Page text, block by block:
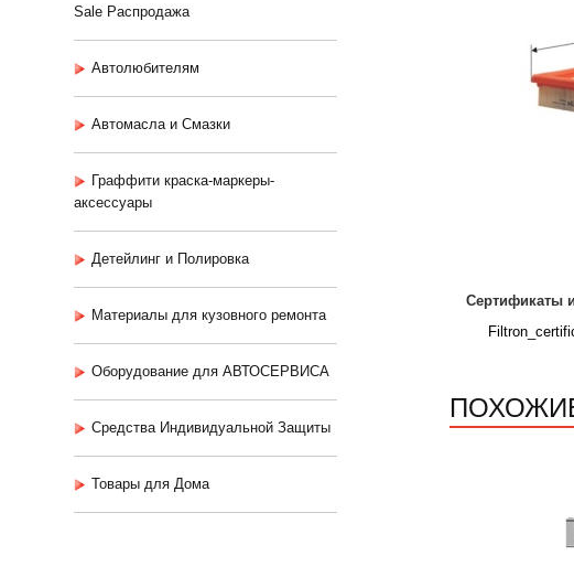
Sale Распродажа
Автолюбителям
Автомасла и Смазки
Граффити краска-маркеры-
аксессуары
Детейлинг и Полировка
Материалы для кузовного ремонта
Оборудование для АВТОСЕРВИСА
Средства Индивидуальной Защиты
Товары для Дома
Сертификаты